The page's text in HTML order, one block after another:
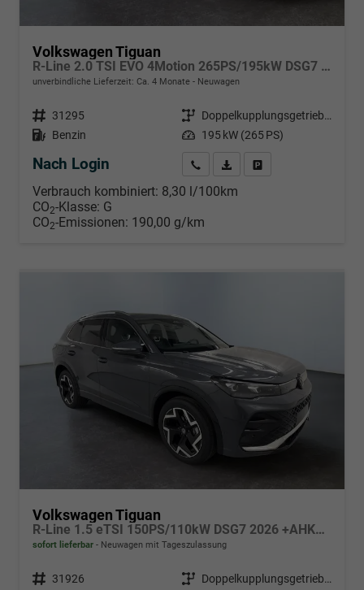
Volkswagen Tiguan
R-Line 2.0 TSI EVO 4Motion 265PS/195kW DSG7 2026
unverbindliche Lieferzeit: Ca. 4 Monate Neuwagen
Fahrzeugnr. 31295 Getriebe
Doppelkupplungsgetriebe (DSG)
Kraftstoff Benzin Leistung 195 kW (265 PS)
Nach Login Wir rufen Sie anPDF-Datei, Fahrzeugexposé
Verbrauch kombiniert: 8,30 l/100km
CO2-Klasse: G
CO2-Emissionen: 190,00 g/km
Volkswagen Tiguan
R-Line 1.5 eTSI 150PS/110kW DSG7 2026 +AHK+PANO+MATRIX
sofort lieferbar Neuwagen mit Tageszulassung
Fahrzeugnr. 31926 Getriebe
Doppelkupplungsgetriebe (DSG)